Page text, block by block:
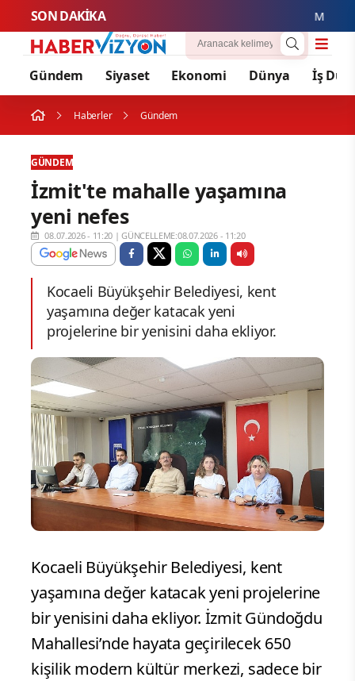
SON DAKİKA M Lisa ve
Gündem Siyaset Ekonomi Dünya İş
Haberler Gündem
GÜNDEM
İzmit'te mahalle yaşamına
yeni nefes
08.07.2026 - 11:20 |GÜNCELLEME:08.07.2026 - 11:20
Kocaeli Büyükşehir Belediyesi, kent
yaşamına değer katacak yeni
projelerine bir yenisini daha ekliyor.
Kocaeli Büyükşehir Belediyesi, kent
yaşamına değer katacak yeni projelerine
bir yenisini daha ekliyor. İzmit Gündoğdu
Mahallesi’nde hayata geçirilecek 650
kişilik modern kültür merkezi, sadece bir